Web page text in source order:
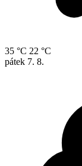
35 °C 22 °C
pátek 7. 8.